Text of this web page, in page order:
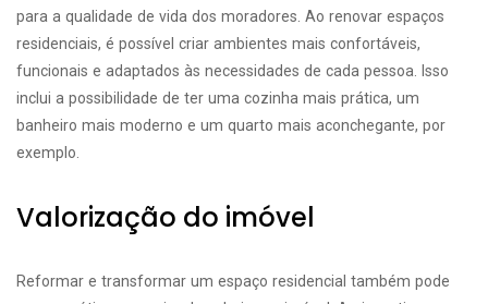
para a qualidade de vida dos moradores. Ao renovar espaços
residenciais, é possível criar ambientes mais confortáveis,
funcionais e adaptados às necessidades de cada pessoa. Isso
inclui a possibilidade de ter uma cozinha mais prática, um
banheiro mais moderno e um quarto mais aconchegante, por
exemplo.
Valorização do imóvel
Reformar e transformar um espaço residencial também pode